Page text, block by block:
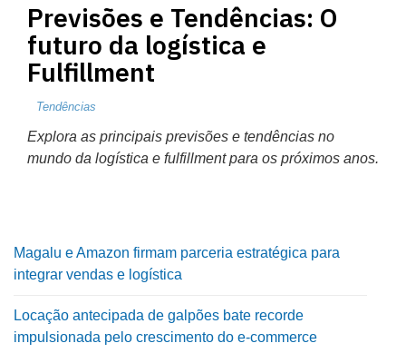
Previsões e Tendências: O
futuro da logística e
Fulfillment
Tendências
Explora as principais previsões e tendências no
mundo da logística e fulfillment para os próximos anos.
Magalu e Amazon firmam parceria estratégica para
integrar vendas e logística
Locação antecipada de galpões bate recorde
impulsionada pelo crescimento do e-commerce